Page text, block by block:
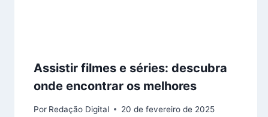
Assistir filmes e séries: descubra
onde encontrar os melhores
Por Redação Digital 20 de fevereiro de 2025